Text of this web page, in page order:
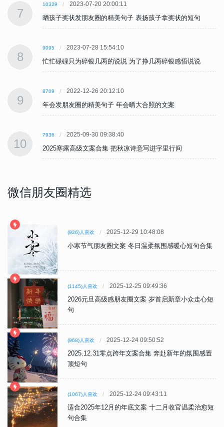
7
10329 2023-07-20 20:00:11
晒孩子奖状发朋友圈的精美句子 表扬孩子拿奖状的短句
8
9095 2023-07-28 15:54:10
忙忙碌碌只为碎银几两的说说 为了挣几两碎银感悟说说
9
8709 2022-12-26 20:12:10
年会发朋友圈的精美句子 年会晒大合照的文案
10
7936 2025-09-30 09:38:40
2025寒露高级文案合集 把秋凉诗意写进字里行间
微信朋友圈精选
(926)人喜欢 2025-12-29 10:48:08
小寒节气朋友圈文案 冬日温柔氛围感暖心短句合集
(1145)人喜欢 2025-12-25 09:49:36
2026元旦高级感朋友圈文案 岁首启新章小众走心短
句
(968)人喜欢 2025-12-24 09:50:52
2025.12.31零点跨年文案合集 奔赴新年的氛围感置
顶短句
(1067)人喜欢 2025-12-24 09:43:11
适合2025年12月的年底文案 十二月收官温柔治愈短
句合集